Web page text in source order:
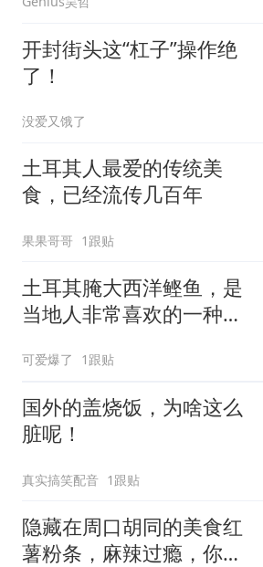
开封街头这“杠子”操作绝
了！
没爱又饿了
土耳其人最爱的传统美
食，已经流传几百年
果果哥哥 1跟贴
土耳其腌大西洋鲣鱼，是
当地人非常喜欢的一种美
可爱爆了 1跟贴
国外的盖烧饭，为啥这么
脏呢！
真实搞笑配音 1跟贴
隐藏在周口胡同的美食红
薯粉条，麻辣过瘾，你来